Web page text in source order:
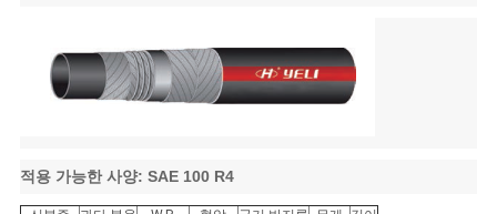
적용 가능한 사양: SAE 100 R4